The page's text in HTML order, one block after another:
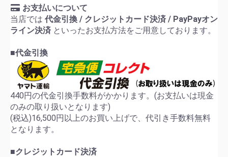
お支払いについて
当店では 代金引換 / クレジットカード決済 / PayPayオン
ライン決済 といったお支払方法をご用意しております。
■代金引換
440円の代金引換手数料がかかります。(お支払いは現金
のみの取り扱いとなります)
(税込)16,500円以上のお買い上げで、代引き手数料無料
となります。
■クレジットカード決済